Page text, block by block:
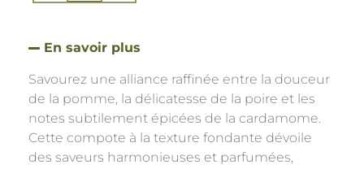
En savoir plus
Savourez une alliance raffinée entre la douceur
de la pomme, la délicatesse de la poire et les
notes subtilement épicées de la cardamome.
Cette compote à la texture fondante dévoile
des saveurs harmonieuses et parfumées,